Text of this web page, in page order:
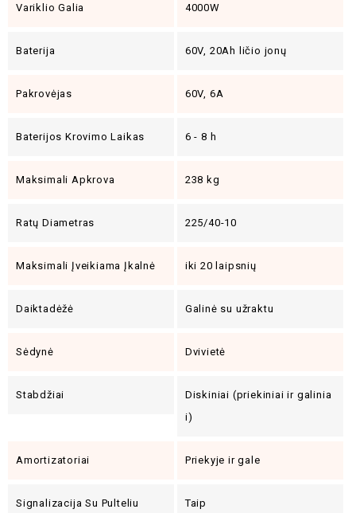
Variklio Galia 4000W
Baterija 60V, 20Ah ličio jonų
Pakrovėjas 60V, 6A
Baterijos Krovimo Laikas 6 - 8 h
Maksimali Apkrova 238 kg
Ratų Diametras 225/40-10
Maksimali Įveikiama Įkalnė iki 20 laipsnių
Daiktadėžė Galinė su užraktu
Sėdynė Dvivietė
Stabdžiai
Diskiniai (priekiniai ir galinia
i)
Amortizatoriai Priekyje ir gale
Signalizacija Su Pulteliu Taip